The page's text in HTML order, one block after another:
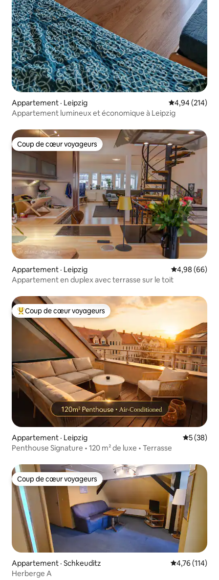
Appartement · Leipzig Note
4,94 (214)
Appartement lumineux et économique à Leipzig
Coup de cœur voyageurs
Coup de cœur voyageurs
Appartement · Leipzig Note
4,98 (66)
Appartement en duplex avec terrasse sur le toit
Coup de cœur voyageurs parmi les plus aimés
Coup de cœur voyageurs
Appartement · Leipzig Note
5 (38)
Penthouse Signature • 120 m² de luxe • Terrasse
Coup de cœur voyageurs
Coup de cœur voyageurs
Appartement · Schkeuditz Note
4,76 (114)
Herberge A